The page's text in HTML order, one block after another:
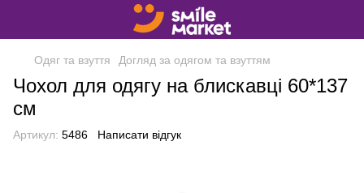
Одяг та взуття Догляд за одягом та взуттям
Чохол для одягу на блискавці 60*137
см
Артикул: 5486 Написати відгук